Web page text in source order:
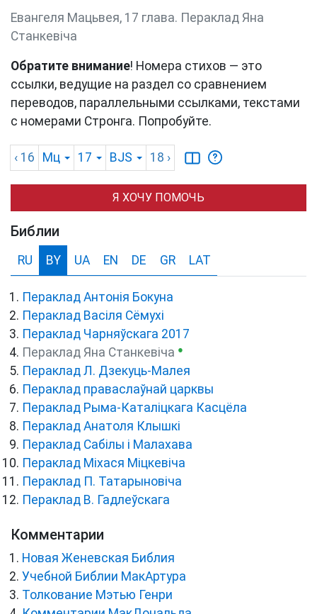
Евангеля Мацьвея, 17 глава. Пераклад Яна
Станкевіча
Обратите внимание! Номера стихов — это
ссылки, ведущие на раздел со сравнением
переводов, параллельными ссылками, текстами
с номерами Стронга. Попробуйте.
‹ 16 Мц 17 BJS 18 ›
Я ХОЧУ ПОМОЧЬ
Библии
RU BY UA EN DE GR LAT
Пераклад Антонія Бокуна
Пераклад Васіля Сёмухі
Пераклад Чарняўскага 2017
Пераклад Яна Станкевіча ●
Пераклад Л. Дзекуць-Малея
Пераклад праваслаўнай царквы
Пераклад Рыма-Каталіцкага Касцёла
Пераклад Анатоля Клышкi
Пераклад Сабілы і Малахава
Пераклад Міхася Міцкевіча
Пераклад П. Татарыновіча
Пераклад В. Гадлеўскага
Комментарии
Новая Женевская Библия
Учебной Библии МакАртура
Толкование Мэтью Генри